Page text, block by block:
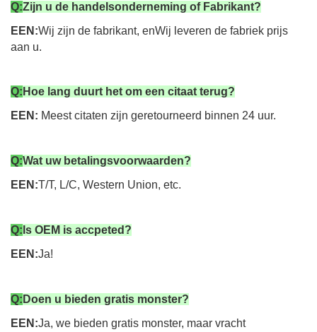
Q:Zijn u de handelsonderneming of Fabrikant?
EEN:Wij zijn de fabrikant, enWij leveren de fabriek prijs
aan u.
Q: Hoe lang duurt het om een citaat terug?
EEN: Meest citaten zijn geretourneerd binnen 24 uur.
Q:Wat uw betalingsvoorwaarden?
EEN:T/T, L/C, Western Union, etc.
Q: Is OEM is accpeted?
EEN:Ja!
Q: Doen u bieden gratis monster?
EEN:Ja, we bieden gratis monster, maar vracht